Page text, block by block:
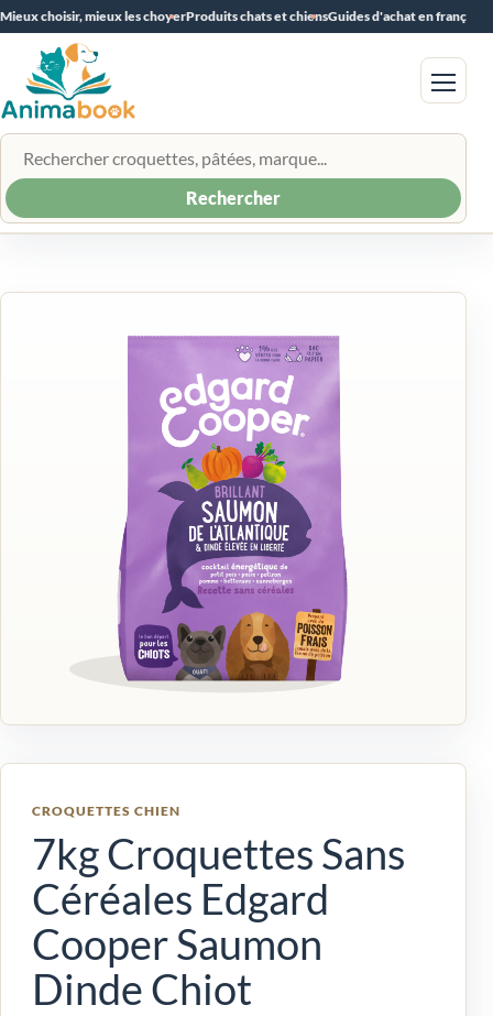
Mieux choisir, mieux les choyerProduits chats et chiensGuides d'achat en français
Rechercher un produit
Rechercher
Menu
CROQUETTES CHIEN
7kg Croquettes Sans
Céréales Edgard
Cooper Saumon
Dinde Chiot